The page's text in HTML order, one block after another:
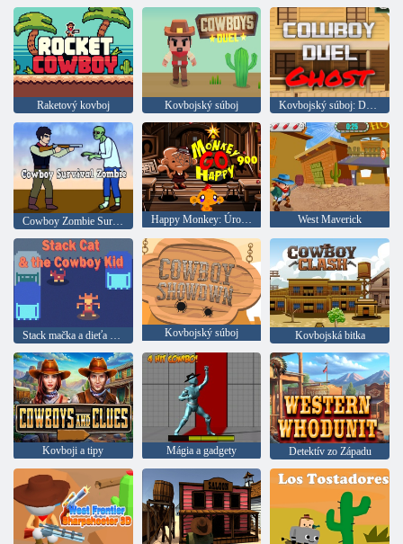
Raketový kovboj Kovbojský súboj
Happy Monkey: Úroveň 900 West Maverick
Stack mačka a dieťa kovboja Kovbojský súboj Kovbojská bitka
Kovboji a tipy Mágia a gadgety Detektív zo Západu